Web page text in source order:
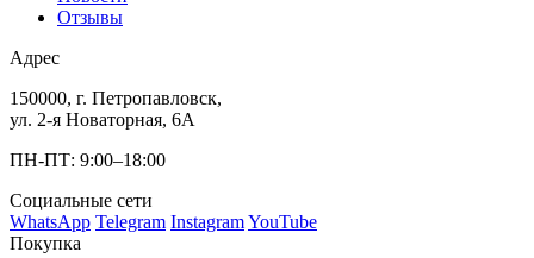
Отзывы
Адрес
150000, г. Петропавловск,
ул. 2-я Новаторная, 6А
ПН-ПТ: 9:00–18:00
Социальные сети
WhatsApp Telegram InstagramYouTube
Покупка